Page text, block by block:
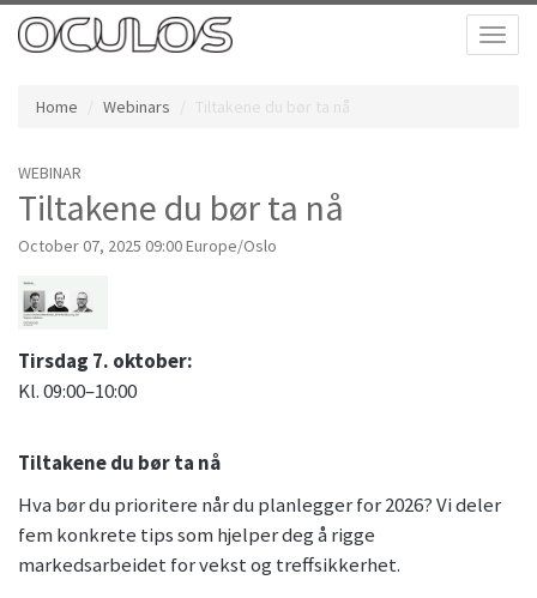
Home Webinars Tiltakene du bør ta nå
WEBINAR
Tiltakene du bør ta nå
October 07, 2025 09:00 Europe/Oslo
Tirsdag 7. oktober:
Kl. 09:00–10:00
Tiltakene du bør ta nå
Hva bør du prioritere når du planlegger for 2026? Vi deler
fem konkrete tips som hjelper deg å rigge
markedsarbeidet for vekst og treffsikkerhet.